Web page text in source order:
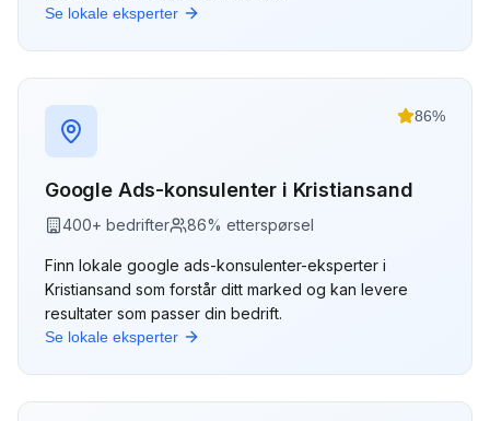
Se lokale eksperter
86%
Google Ads-konsulenter i Kristiansand
400+ bedrifter 86% etterspørsel
Finn lokale google ads-konsulenter-eksperter i
Kristiansand som forstår ditt marked og kan levere
resultater som passer din bedrift.
Se lokale eksperter